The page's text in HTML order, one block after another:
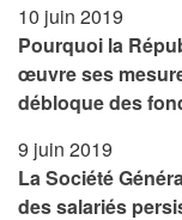
10 juin 2019
Pourquoi la
œuvre ses
débloque des
9 juin 2019
La Société
des salariés